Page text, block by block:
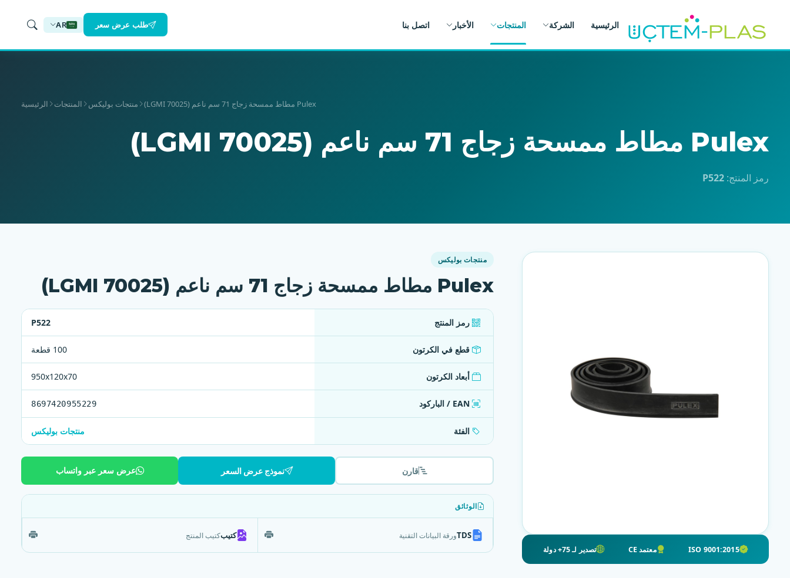
الرئيسية الشركة المنتجات الأخبار اتصل بنا AR طلب عرض سعر
الرئيسية المنتجات منتجات بوليكس Pulex مطاط ممسحة زجاج 71 سم ناعم (LGMI 70025)
Pulex مطاط ممسحة زجاج 71 سم ناعم (LGMI 70025)
رمز المنتج: P522
ISO 9001:2015 معتمد CE تصدير لـ 75+ دولة
منتجات بوليكس
Pulex مطاط ممسحة زجاج 71 سم ناعم (LGMI 70025)
رمز المنتج P522
قطع في الكرتون 100 قطعة
أبعاد الكرتون 950x120x70
8697420955229
الفئة منتجات بوليكس
عرض سعر عبر واتساب نموذج عرض السعر قارن
الوثائق
TDSورقة البيانات التقنية كتيبكتيب المنتج